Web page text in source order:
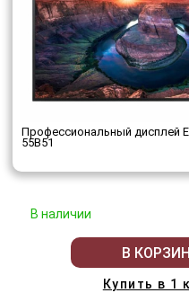
Профессиональный дисплей
55B51
В наличии
В
Купить в 1